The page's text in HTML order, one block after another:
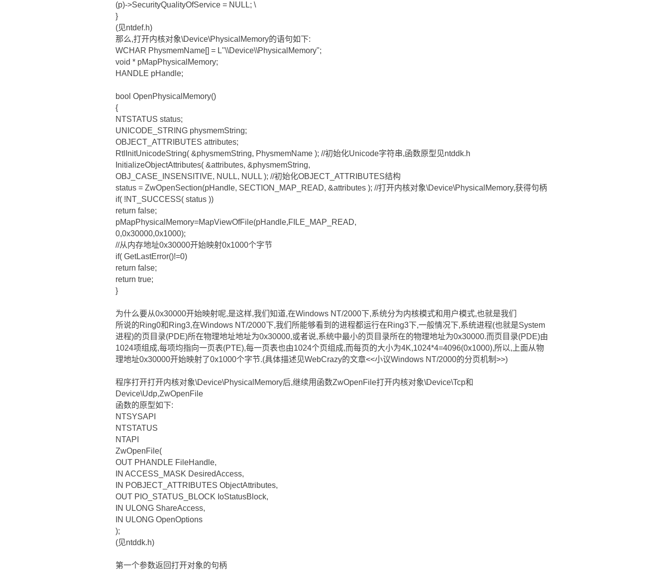
(p)->SecurityQualityOfService = NULL; \
}
(见ntdef.h)
那么,打开内核对象\Device\PhysicalMemory的语句如下:
WCHAR PhysmemName[] = L"\\Device\\PhysicalMemory";
void * pMapPhysicalMemory;
HANDLE pHandle;
bool OpenPhysicalMemory()
{
NTSTATUS status;
UNICODE_STRING physmemString;
OBJECT_ATTRIBUTES attributes;
RtlInitUnicodeString( &physmemString, PhysmemName ); //初始化Unicode字符串,函数原型见ntddk.h
InitializeObjectAttributes( &attributes, &physmemString,
OBJ_CASE_INSENSITIVE, NULL, NULL ); //初始化OBJECT_ATTRIBUTES结构
status = ZwOpenSection(pHandle, SECTION_MAP_READ, &attributes ); //打开内核对象\Device\PhysicalMemory,获得句柄
if( !NT_SUCCESS( status ))
return false;
pMapPhysicalMemory=MapViewOfFile(pHandle,FILE_MAP_READ,
0,0x30000,0x1000);
//从内存地址0x30000开始映射0x1000个字节
if( GetLastError()!=0)
return false;
return true;
}
为什么要从0x30000开始映射呢,是这样,我们知道,在Windows NT/2000下,系统分为内核模式和用户模式,也就是我们
所说的Ring0和Ring3,在Windows NT/2000下,我们所能够看到的进程都运行在Ring3下,一般情况下,系统进程(也就是System
进程)的页目录(PDE)所在物理地址地址为0x30000,或者说,系统中最小的页目录所在的物理地址为0x30000.而页目录(PDE)由
1024项组成,每项均指向一页表(PTE),每一页表也由1024个页组成,而每页的大小为4K,1024*4=4096(0x1000),所以,上面从物
理地址0x30000开始映射了0x1000个字节.(具体描述见WebCrazy的文章<<小议Windows NT/2000的分页机制>>)
程序打开打开内核对象\Device\PhysicalMemory后,继续用函数ZwOpenFile打开内核对象\Device\Tcp和
Device\Udp,ZwOpenFile
函数的原型如下:
NTSYSAPI
NTSTATUS
NTAPI
ZwOpenFile(
OUT PHANDLE FileHandle,
IN ACCESS_MASK DesiredAccess,
IN POBJECT_ATTRIBUTES ObjectAttributes,
OUT PIO_STATUS_BLOCK IoStatusBlock,
IN ULONG ShareAccess,
IN ULONG OpenOptions
);
(见ntddk.h)
第一个参数返回打开对象的句柄